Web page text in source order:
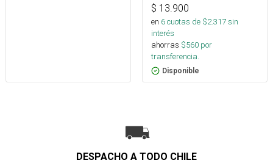
$ 13.900
en 6cuotas de $2.317sin
interés
ahorras $560 por
transferencia.
Disponible
DESPACHO A TODO CHILE